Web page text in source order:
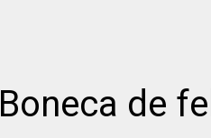
Boneca de